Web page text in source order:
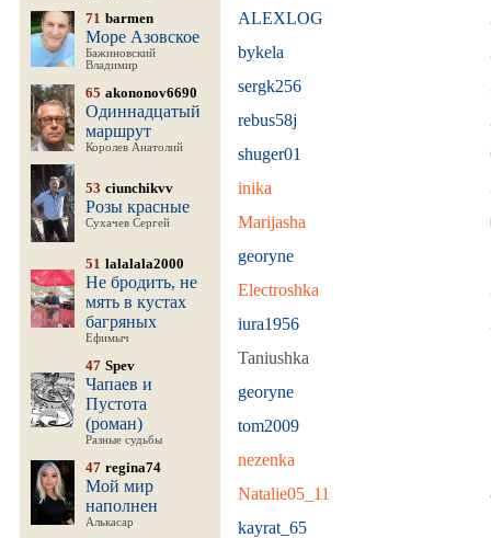
71 barmen
Море Азовское
Бажиновский
Владимир
65 akononov6690
Одиннадцатый
маршрут
Королев Анатолий
53 ciunchikvv
Розы красные
Сухачев Сергей
51 lalalala2000
Не бродить, не
мять в кустах
багряных
Ефимыч
47 Spev
Чапаев и
Пустота
(роман)
Разные судьбы
47 regina74
Мой мир
наполнен
Алькасар
ALEXLOG
bykela
sergk256
rebus58j
shuger01
inika
Marijasha
georyne
Electroshka
iura1956
Taniushka
georyne
tom2009
nezenka
Natalie05_11
kayrat_65